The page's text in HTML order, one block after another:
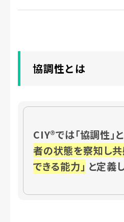
協調性とは
CIY®では「協調性」
者の状態を察知し共
できる能力」 と定義